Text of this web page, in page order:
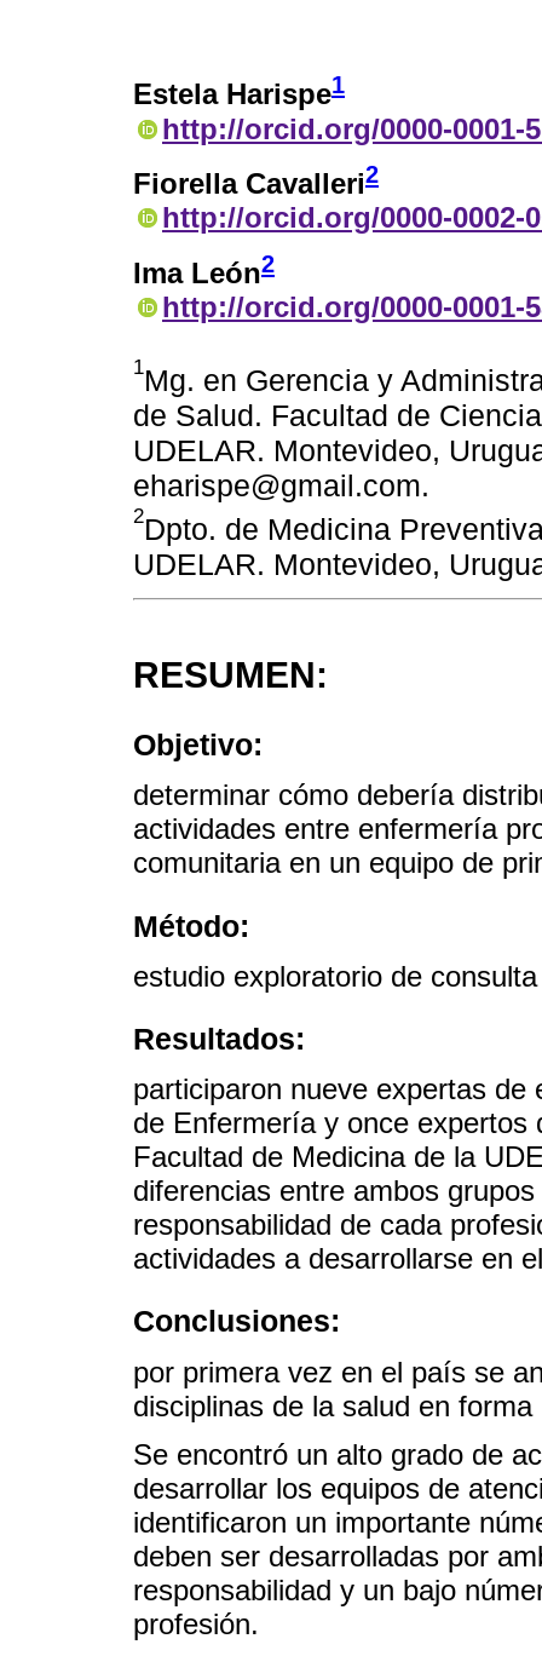
Estela Harispe1
http://orcid.org/0000-0001-
Fiorella Cavalleri2
http://orcid.org/0000-0002-
Ima León2
http://orcid.org/0000-0001-
1Mg. en Gerencia y
de Salud. Facultad de
UDELAR. Montevideo,
eharispe@gmail.com.
2Dpto. de Medicina
UDELAR. Montevideo,
RESUMEN:
Objetivo:
determinar cómo debería
actividades entre enfermería
comunitaria en un equipo de
Método:
estudio exploratorio de
Resultados:
participaron nueve expertas
de Enfermería y once expertos
Facultad de Medicina de la
diferencias entre ambos
responsabilidad de cada
actividades a desarrollarse en
Conclusiones:
por primera vez en el país se
disciplinas de la salud en forma
Se encontró un alto grado de
desarrollar los equipos de
identificaron un importante
deben ser desarrolladas por
responsabilidad y un bajo
profesión.